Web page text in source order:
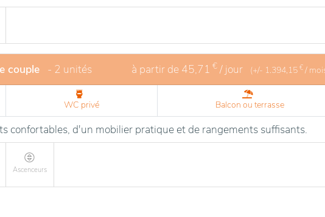
couple - 2 unités à partir de 45,71 € / jour (+/- 1.394,15 € /
WC privé Balcon ou terrasse
confortables, d'un mobilier pratique et de rangements suffisants.
Ascenceurs